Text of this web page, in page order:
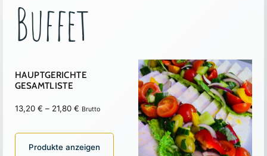
Buffet
HAUPTGERICHTE
GESAMTLISTE
13,20 € – 21,80 € Preisspanne:
bis
21,80 €
Brutto
Produkte anzeigen